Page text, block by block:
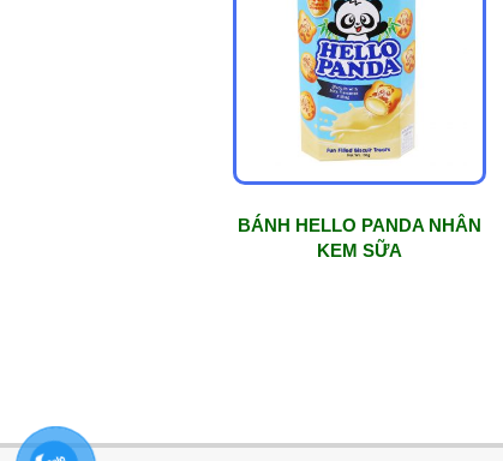
BÁNH HELLO PANDA NHÂN
KEM SỮA